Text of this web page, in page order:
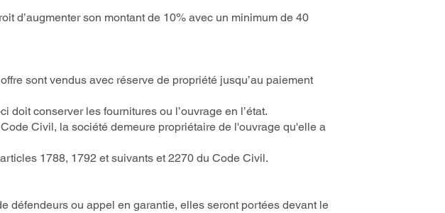
d’augmenter son montant de 10% avec un minimum de 40
sont vendus avec réserve de propriété jusqu’au paiement
conserver les fournitures ou l’ouvrage en l’état.
Civil, la société demeure propriétaire de l'ouvrage qu'elle a
1788, 1792 et suivants et 2270 du Code Civil.
défendeurs ou appel en garantie, elles seront portées devant le